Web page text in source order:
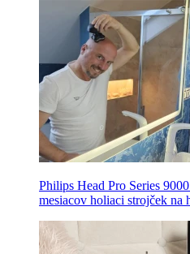
Philips Head Pro Series
mesiacov holiaci strojček na